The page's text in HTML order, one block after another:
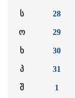
ს
ო
ხ
პ
შ
28
29
30
31
1